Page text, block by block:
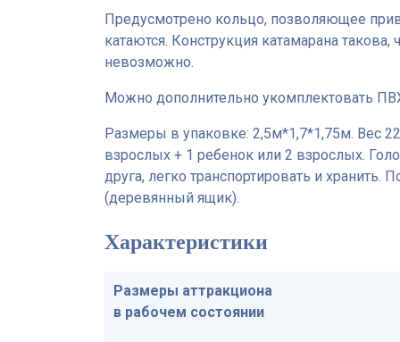
Предусмотрено кольцо, позволяющее
катаются. Конструкция катамарана
невозможно.
Можно дополнительно укомплектовать
Размеры в упаковке: 2,5м*1,7*1,75м. Вес
взрослых + 1 ребенок или 2 взрослых.
друга, легко транспортировать и хранить.
(деревянный ящик).
Характеристики
Размеры аттракциона
в рабочем состоянии